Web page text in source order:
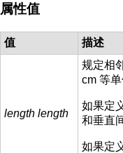
属性值
值 描述
length length
规定相
cm 等
如果定
和垂直
如果定